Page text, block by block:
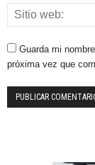
Guarda mi
próxima vez que